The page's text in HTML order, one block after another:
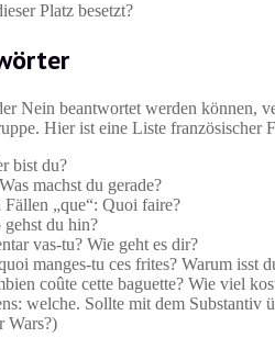
Platz besetzt?
Nein beantwortet werden können,
Hier ist eine Liste französischer
bist du?
machst du gerade?
„que“: Quoi faire?
du hin?
vas-tu? Wie geht es dir?
manges-tu ces frites? Warum isst
coûte cette baguette? Wie viel
welche. Sollte mit dem Substantiv
Wars?)